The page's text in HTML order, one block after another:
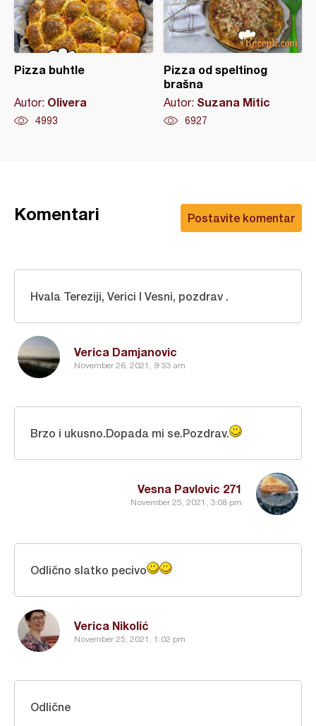
Pizza buhtle
Autor: Olivera
4993
Pizza od speltinog
brašna
Autor: Suzana Mitic
6927
Postavite komentar
Komentari
Verica Damjanovic
November 26, 2021, 9:33 am
Hvala Tereziji, Verici I Vesni, pozdrav .
Vesna Pavlovic 271
November 25, 2021, 3:08 pm
Brzo i ukusno.Dopada mi se.Pozdrav.
Verica Nikolić
November 25, 2021, 1:02 pm
Odlično slatko pecivo
Odlične